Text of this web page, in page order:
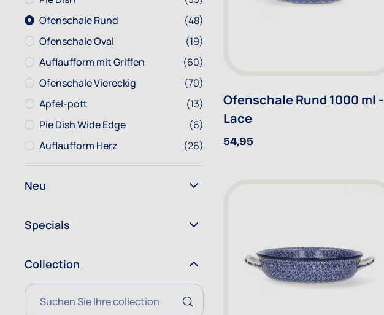
Ofenschale Rund
Ofenschale Rund (48)
Ofenschale Oval
Ofenschale Oval (19)
Auflaufform mit Griffen
Auflaufform mit Griffen (60)
Ofenschale Viereckig
Ofenschale Viereckig (70)
Apfel-pott
Apfel-pott (13) Artikel
Pie Dish Wide Edge
Pie Dish Wide Edge (6) Artikel
Auflaufform Herz
Auflaufform Herz (26) Artikel
Neu
Specials
Collection
Ofenschale Rund 1000 ml -
Lace
54,95